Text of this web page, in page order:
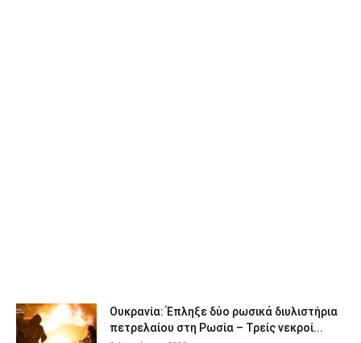
Ουκρανία: Έπληξε δύο ρωσικά διυλιστήρια
πετρελαίου στη Ρωσία – Τρείς νεκροί...